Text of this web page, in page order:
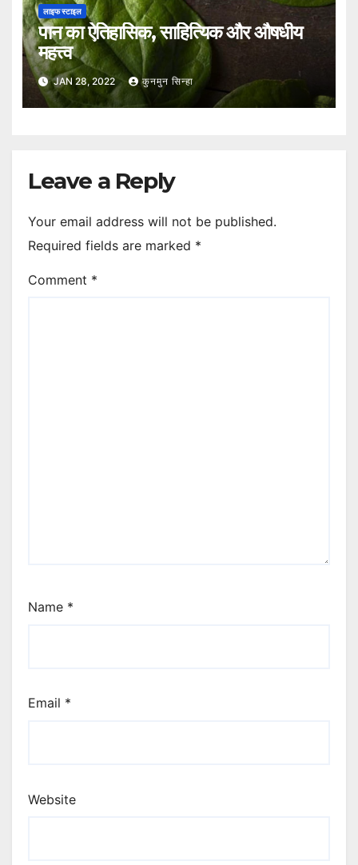
लाइफ स्टाइल
पान का ऐतिहासिक, साहित्यिक और औषधीय
महत्त्व
JAN 28, 2022 कुनमुन सिन्हा
Leave a Reply
Your email address will not be published.
Required fields are marked *
Comment *
Name *
Email *
Website